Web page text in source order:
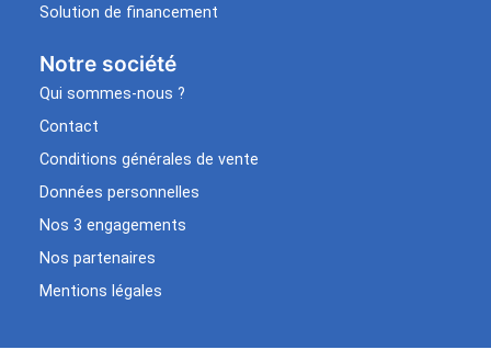
Solution de financement
Notre société
Qui sommes-nous ?
Contact
Conditions générales de vente
Données personnelles
Nos 3 engagements
Nos partenaires
Mentions légales